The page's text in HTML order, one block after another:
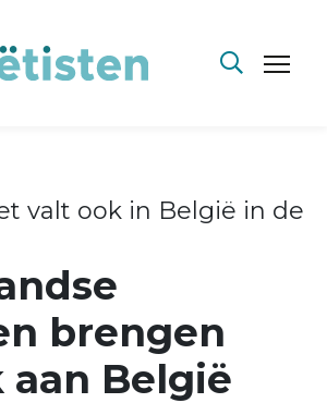
valt ook in België in de
brengen
aan België